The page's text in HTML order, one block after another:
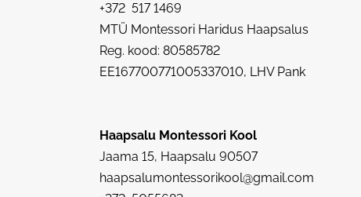
+372 517 1469
MTÜ Montessori Haridus Haapsalus
Reg. kood: 80585782
EE167700771005337010, LHV Pank
Haapsalu Montessori Kool
Jaama 15, Haapsalu 90507
haapsalumontessorikool@gmail.com